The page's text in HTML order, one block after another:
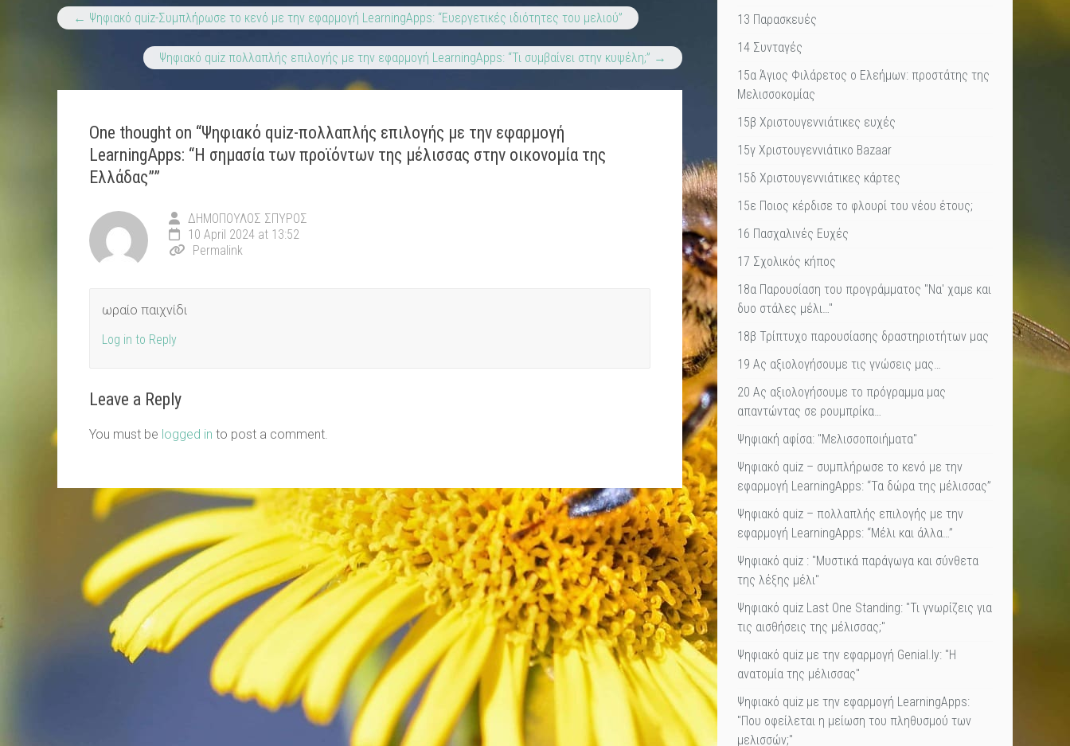
← Ψηφιακό quiz-Συμπλήρωσε το κενό με την εφαρμογή LearningApps: “Ευεργετικές ιδιότητες του μελιού”
Ψηφιακό quiz πολλαπλής επιλογής με την εφαρμογή LearningApps: “Τι συμβαίνει στην κυψέλη;” →
One thought on “Ψηφιακό quiz-πολλαπλής επιλογής με την εφαρμογή
LearningApps: “Η σημασία των προϊόντων της μέλισσας στην οικονομία της
Ελλάδας””
ΔΗΜΟΠΟΥΛΟΣ ΣΠΥΡΟΣ
10 April 2024 at 13:52
Permalink
ωραίο παιχνίδι
Log in to Reply
Leave a Reply
You must be logged in to post a comment.
13 Παρασκευές
14 Συνταγές
15α Άγιος Φιλάρετος ο Ελεήμων: προστάτης της
Μελισσοκομίας
15β Χριστουγεννιάτικες ευχές
15γ Χριστουγεννιάτικο Bazaar
15δ Χριστουγεννιάτικες κάρτες
15ε Ποιος κέρδισε το φλουρί του νέου έτους;
16 Πασχαλινές Ευχές
17 Σχολικός κήπος
18α Παρουσίαση του προγράμματος "Να' χαμε και
δυο στάλες μέλι…"
18β Τρίπτυχο παρουσίασης δραστηριοτήτων μας
19 Ας αξιολογήσουμε τις γνώσεις μας…
20 Ας αξιολογήσουμε το πρόγραμμα μας
απαντώντας σε ρουμπρίκα…
Ψηφιακή αφίσα: "Μελισσοποιήματα"
Ψηφιακό quiz – συμπλήρωσε το κενό με την
εφαρμογή LearningApps: “Τα δώρα της μέλισσας”
Ψηφιακό quiz – πολλαπλής επιλογής με την
εφαρμογή LearningApps: “Μέλι και άλλα…”
Ψηφιακό quiz : "Μυστικά παράγωγα και σύνθετα
της λέξης μέλι"
Ψηφιακό quiz Last One Standing: "Τι γνωρίζεις για
τις αισθήσεις της μέλισσας;"
Ψηφιακό quiz με την εφαρμογή Genial.ly: "Η
ανατομία της μέλισσας"
Ψηφιακό quiz με την εφαρμογή LearningApps:
"Που οφείλεται η μείωση του πληθυσμού των
μελισσών;"